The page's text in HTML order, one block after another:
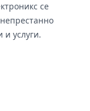
се
и услуги.